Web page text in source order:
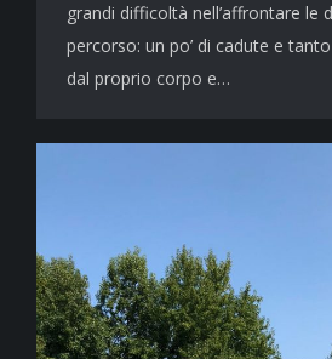
grandi difficoltà nell’affrontare le
percorso: un po’ di cadute e
dal proprio corpo e…